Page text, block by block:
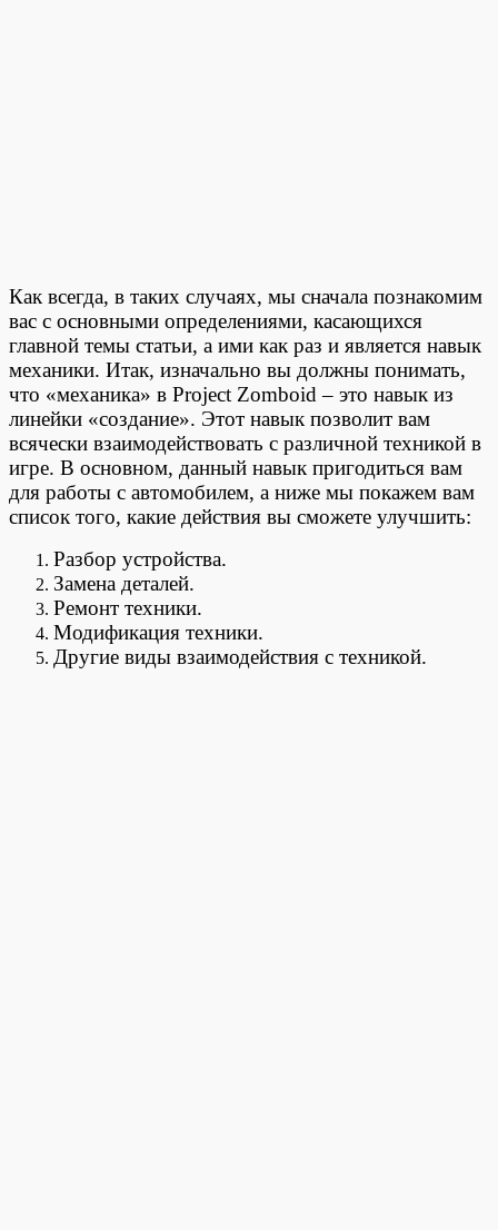
Как всегда, в таких случаях, мы сначала познакомим
вас с основными определениями, касающихся
главной темы статьи, а ими как раз и является навык
механики. Итак, изначально вы должны понимать,
что «механика» в Project Zomboid – это навык из
линейки «создание». Этот навык позволит вам
всячески взаимодействовать с различной техникой в
игре. В основном, данный навык пригодиться вам
для работы с автомобилем, а ниже мы покажем вам
список того, какие действия вы сможете улучшить:
Разбор устройства.
Замена деталей.
Ремонт техники.
Модификация техники.
Другие виды взаимодействия с техникой.